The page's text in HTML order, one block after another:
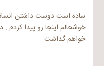
ساده است دوست داشتن
خوشحالم اینجا رو پیدا کردم
خواهم گداشت